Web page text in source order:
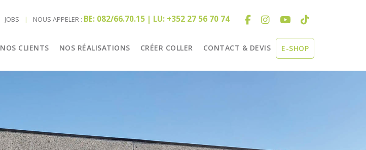
JOBS NOUS APPELER : BE: 082/66.70.15 | LU: +352 27 56 70 74
NOS CLIENTS NOS RÉALISATIONS CRÉER COLLER CONTACT & DEVIS E-SHOP